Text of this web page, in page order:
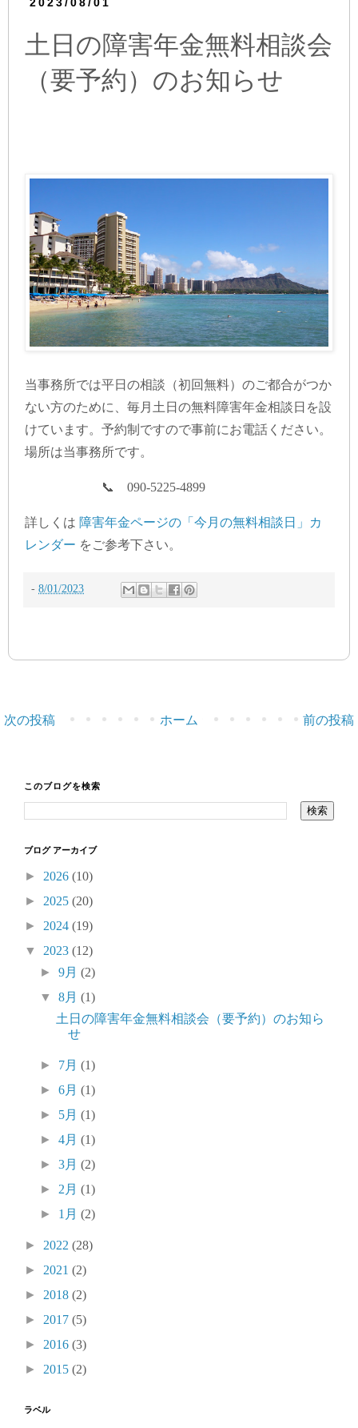
土日の障害年金無料相談会
（要予約）のお知らせ
当事務所では平日の相談（初回無料）のご都合がつか
ない方のために、毎月土日の無料障害年金相談日を設
けています。予約制ですので事前にお電話ください。
場所は当事務所です。
📞 090-5225-4899
詳しくは 障害年金ページの「今月の無料相談日」カ
レンダー をご参考下さい。
- 8/01/2023
次の投稿 前の投稿
ホーム
このブログを検索
ブログ アーカイブ
► 2026 (10)
► 2025 (20)
► 2024 (19)
▼ 2023 (12)
►9月(2)
▼8月(1)
土日の障害年金無料相談会（要予約）のお知ら
せ
► 7月(1)
►6月(1)
► 5月(1)
►4月(1)
►3月(2)
► 2月(1)
► 1月(2)
► 2022 (28)
► 2021 (2)
► 2018 (2)
► 2017 (5)
► 2016 (3)
► 2015 (2)
ラベル